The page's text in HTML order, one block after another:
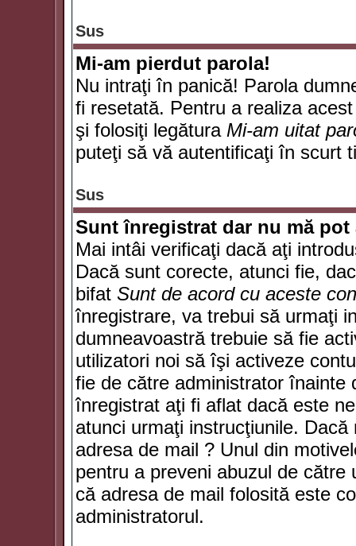
Sus
Mi-am pierdut parola!
Nu intraţi în panică! Parola
fi resetată. Pentru a realiza
şi folosiţi legătura Mi-am uitat
puteţi să vă autentificaţi în scurt
Sus
Sunt înregistrat dar nu mă
Mai intâi verificaţi dacă aţi
Dacă sunt corecte, atunci fie,
bifat Sunt de acord cu aceste
înregistrare, va trebui să urmaţi
dumneavoastră trebuie să fie
utilizatori noi să îşi activeze
fie de către administrator înainte
înregistrat aţi fi aflat dacă este
atunci urmaţi instrucţiunile.
adresa de mail ? Unul din
pentru a preveni abuzul de către
că adresa de mail folosită este
administratorul.